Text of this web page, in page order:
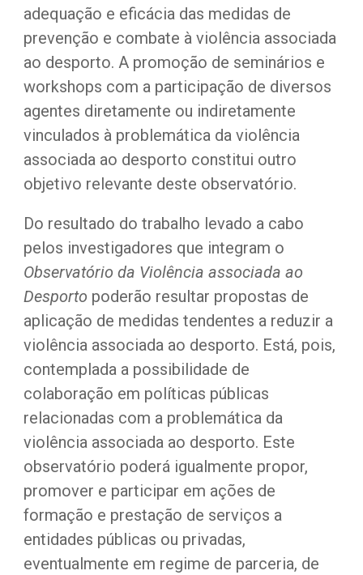
adequação e eficácia das medidas de
prevenção e combate à violência associada
ao desporto. A promoção de seminários e
workshops com a participação de diversos
agentes diretamente ou indiretamente
vinculados à problemática da violência
associada ao desporto constitui outro
objetivo relevante deste observatório.
Do resultado do trabalho levado a cabo
Observatório da Violência associada ao
Desporto poderão resultar propostas de
aplicação de medidas tendentes a reduzir a
violência associada ao desporto. Está, pois,
contemplada a possibilidade de
colaboração em políticas públicas
relacionadas com a problemática da
violência associada ao desporto. Este
observatório poderá igualmente propor,
promover e participar em ações de
formação e prestação de serviços a
entidades públicas ou privadas,
eventualmente em regime de parceria, de